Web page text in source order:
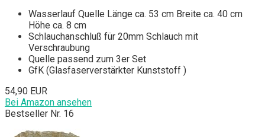
Wasserlauf Quelle Länge ca. 53 cm Breite ca. 40 cm
Höhe ca. 8 cm
Schlauchanschluß für 20mm Schlauch mit
Verschraubung
Quelle passend zum 3er Set
GfK (Glasfaserverstärkter Kunststoff )
54,90 EUR
Bei Amazon ansehen
Bestseller Nr. 16